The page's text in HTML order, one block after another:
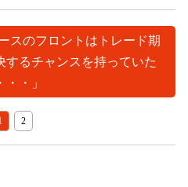
スのフロントはトレード期
するチャンスを持っていた
・・」
2